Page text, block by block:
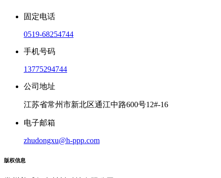
固定电话
0519-68254744
手机号码
13775294744
公司地址
江苏省常州市新北区通江中路600号12#-16
电子邮箱
zhudongxu@h-ppp.com
版权信息